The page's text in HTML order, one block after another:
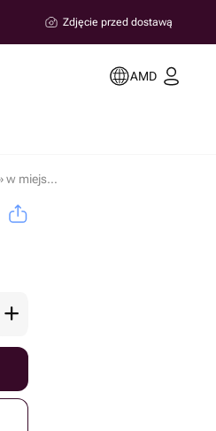
Zdjęcie przed dostawą
AMD
Корзина с фруктами «Фреш Фрут» w miejscowości Erywań